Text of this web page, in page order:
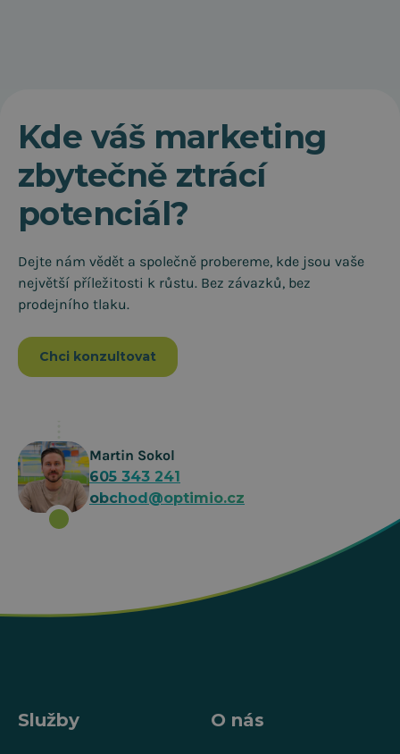
Kde váš marketing
zbytečně ztrácí
potenciál?
Dejte nám vědět a společně probereme, kde jsou vaše
největší příležitosti k růstu. Bez závazků, bez
prodejního tlaku.
Chci konzultovat
Martin Sokol
605 343 241
obchod@optimio.cz
Služby O nás